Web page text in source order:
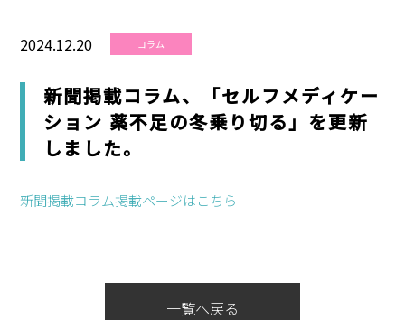
2024.12.20 コラム
新聞掲載コラム、「セルフメディケー
ション 薬不足の冬乗り切る」を更新
しました。
新聞掲載コラム掲載ページはこちら
一覧へ戻る